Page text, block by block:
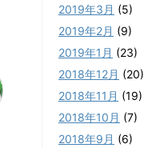
2019年3月 (5)
2019年2月 (9)
2019年1月 (23)
2018年12月 (20)
2018年11月 (19)
2018年10月 (7)
2018年9月 (6)